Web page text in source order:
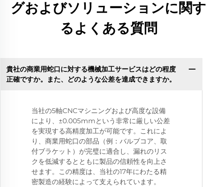
グおよびソリューションに関す
るよくある質問
貴社の商業用蛇口に対する機械加工サービスはどの程度
正確ですか。また、どのような公差を達成できますか。
当社の5軸CNCマシニングおよび高度な設備
により、±0.005mmという非常に厳しい公差
を実現する高精度加工が可能です。これによ
り、商業用蛇口の部品（例：バルブコア、取
付ブラケット）が完璧に適合し、漏れのリス
クを低減するとともに製品の信頼性を向上さ
せます。この精度は、当社の17年にわたる精
密製造の経験によって支えられています。